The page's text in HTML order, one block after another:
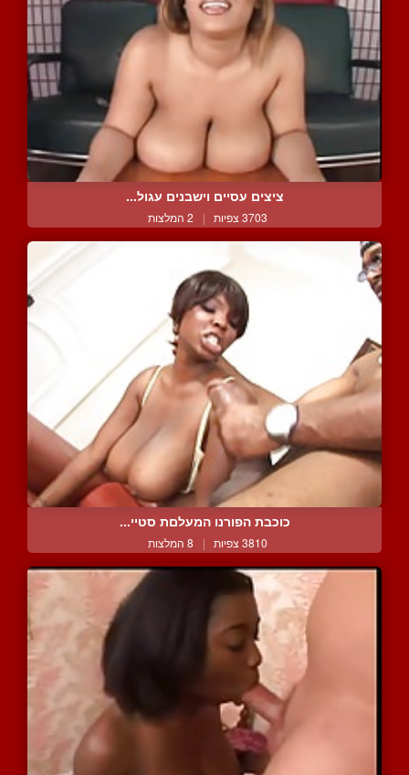
ציצים עסיים וישבנים עגול...
3703 צפיות | 2 המלצות
כוכבת הפורנו המעלםת סטיי...
3810 צפיות | 8 המלצות